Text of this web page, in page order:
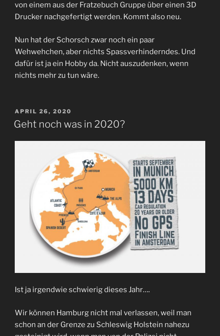
von einem aus der Fratzebuch Gruppe über einen 3D
Drucker nachgefertigt werden. Kommt also neu.
Nun hat der Schorsch zwar noch ein paar
Wehwehchen, aber nichts Spassverhinderndes. Und
dafür ist ja ein Hobby da. Nicht auszudenken, wenn
nichts mehr zu tun wäre.
VERÖFFENTLICHT
AM
APRIL 26, 2020
Geht noch was in 2020?
Ist ja irgendwie schwierig dieses Jahr….
Wir können Hamburg nicht mal verlassen, weil man
schon an der Grenze zu Schleswig Holstein nahezu